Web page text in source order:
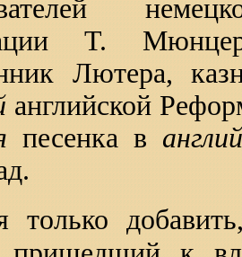
Т.
Лютера,
английской
песенка в
только